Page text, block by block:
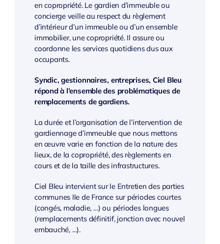
en copropriété. Le gardien d’immeuble ou
concierge veille au respect du règlement
d’intérieur d’un immeuble ou d’un ensemble
immobilier, une copropriété. Il assure ou
coordonne les services quotidiens dus aux
occupants.
Syndic, gestionnaires, entreprises, Ciel Bleu
répond à l’ensemble des problématiques de
remplacements de gardiens.
La durée et l’organisation de l’intervention de
gardiennage d’immeuble que nous mettons
en œuvre varie en fonction de la nature des
lieux, de la copropriété, des règlements en
cours et de la taille des infrastructures.
Ciel Bleu intervient sur le Entretien des parties
communes Ile de France sur périodes courtes
(congés, maladie, …) ou périodes longues
(remplacements définitif, jonction avec nouvel
embauché, …).